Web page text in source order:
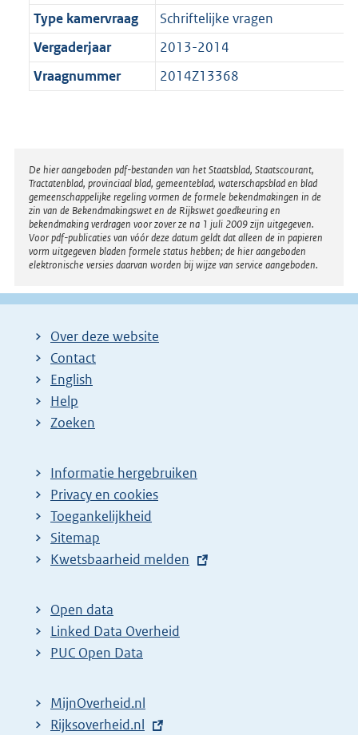
Type kamervraag
Schriftelijke vragen
Vergaderjaar
2013-2014
Vraagnummer
2014Z13368
Disclaimer
De hier aangeboden pdf-bestanden van het Staatsblad, Staatscourant,
Tractatenblad, provinciaal blad, gemeenteblad, waterschapsblad en blad
gemeenschappelijke regeling vormen de formele bekendmakingen in de
zin van de Bekendmakingswet en de Rijkswet goedkeuring en
bekendmaking verdragen voor zover ze na 1 juli 2009 zijn uitgegeven.
Voor pdf-publicaties van vóór deze datum geldt dat alleen de in papieren
vorm uitgegeven bladen formele status hebben; de hier aangeboden
elektronische versies daarvan worden bij wijze van service aangeboden.
Over deze website
Contact
English
Help
Zoeken
Informatie hergebruiken
Privacy en cookies
Toegankelijkheid
Sitemap
E
t
e
r
l
i
Kwetsbaarheid melden
Open data
Linked Data Overheid
PUC Open Data
MijnOverheid.nl
E
Rijksoverheid.nl